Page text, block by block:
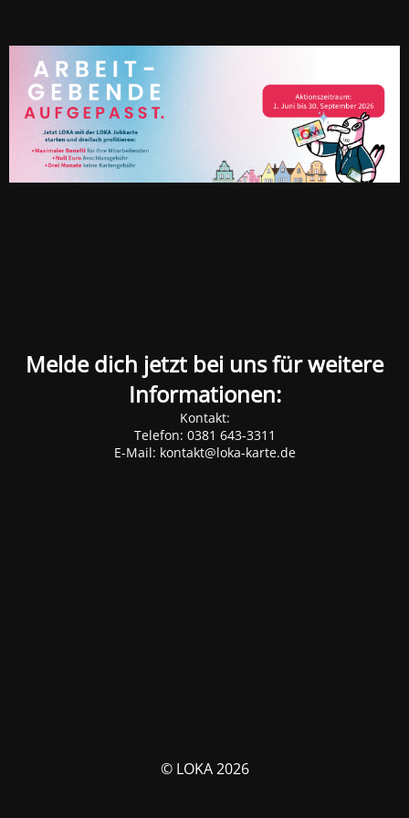
Melde dich jetzt bei uns für weitere
Informationen:
Kontakt:
Telefon: 0381 643-3311
E-Mail: kontakt@loka-karte.de
© LOKA 2026